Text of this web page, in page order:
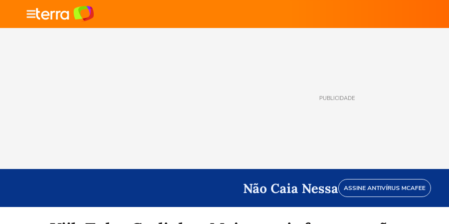
PUBLICIDADE
Não Caia Nessa ASSINE ANTIVÍRUS MCAFEE